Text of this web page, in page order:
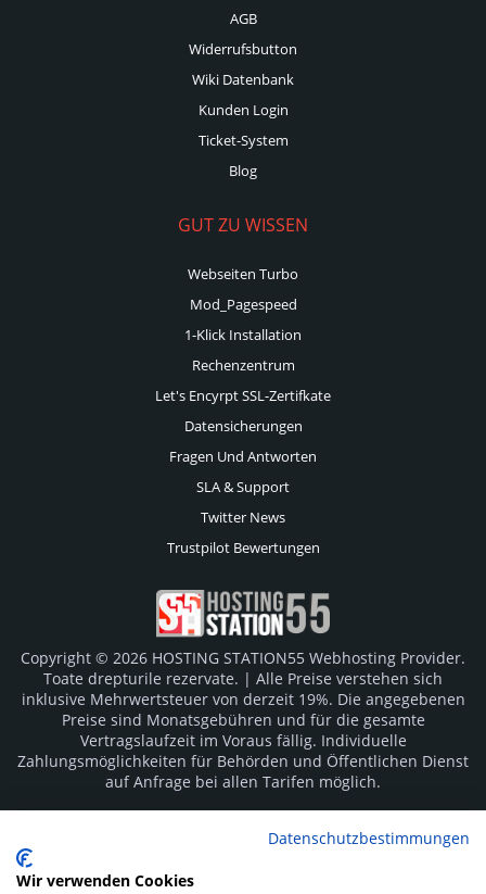
AGB
Widerrufsbutton
Wiki Datenbank
Kunden Login
Ticket-System
Blog
GUT ZU WISSEN
Webseiten Turbo
Mod_Pagespeed
1-Klick Installation
Rechenzentrum
Let's Encyrpt SSL-Zertifkate
Datensicherungen
Fragen Und Antworten
SLA & Support
Twitter News
Trustpilot Bewertungen
Copyright © 2026 HOSTING STATION55 Webhosting Provider.
Toate drepturile rezervate. | Alle Preise verstehen sich
inklusive Mehrwertsteuer von derzeit 19%. Die angegebenen
Preise sind Monatsgebühren und für die gesamte
Vertragslaufzeit im Voraus fällig. Individuelle
Zahlungsmöglichkeiten für Behörden und Öffentlichen Dienst
auf Anfrage bei allen Tarifen möglich.
Hersteller. Irrtümer vorbehalten.Datenschutzbestimmungen
Wir verwenden Cookies